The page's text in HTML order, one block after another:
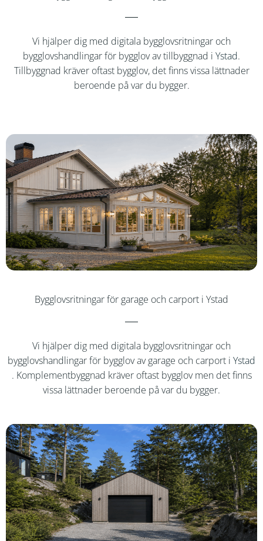
Vi hjälper dig med digitala bygglovsritningar och
bygglovshandlingar för bygglov av tillbyggnad i Ystad.
Tillbyggnad kräver oftast bygglov, det finns vissa lättnader
beroende på var du bygger.
Bygglovsritningar för garage och carport i Ystad
Vi hjälper dig med digitala bygglovsritningar och
bygglovshandlingar för bygglov av garage och carport i Ystad
. Komplementbyggnad kräver oftast bygglov men det finns
vissa lättnader beroende på var du bygger.